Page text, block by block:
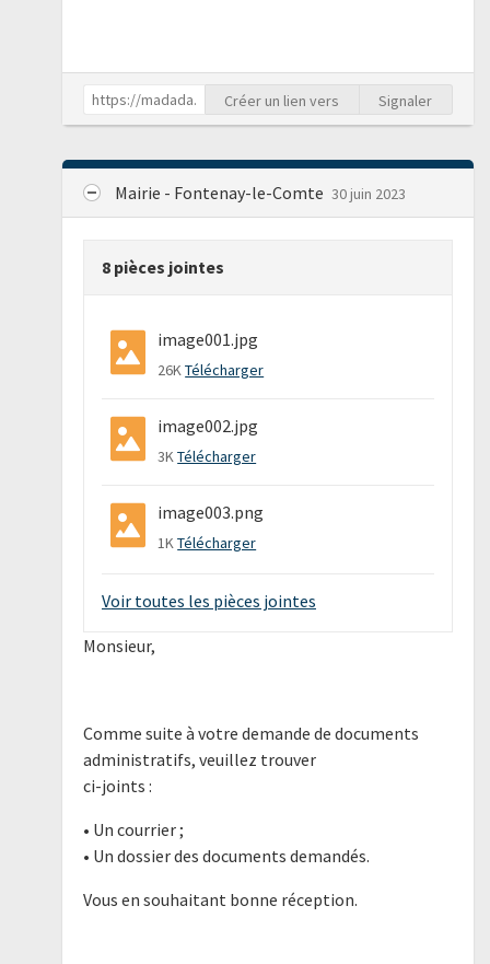
Créer un lien vers Signaler
Mairie - Fontenay-le-Comte 30 juin 2023
8 pièces jointes
image001.jpg
26KTélécharger
image002.jpg
3KTélécharger
image003.png
1KTélécharger
Voir toutes les pièces jointes
Monsieur,
Comme suite à votre demande de documents
administratifs, veuillez trouver
ci-joints :
• Un courrier ;
• Un dossier des documents demandés.
Vous en souhaitant bonne réception.